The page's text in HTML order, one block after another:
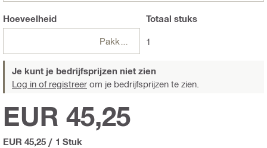
Hoeveelheid
Pakketten
Totaal stuks
1
Je kunt je bedrijfsprijzen niet zien
Log in of registreer om je bedrijfsprijzen te zien.
EUR 45,25
EUR 45,25 / 1 Stuk